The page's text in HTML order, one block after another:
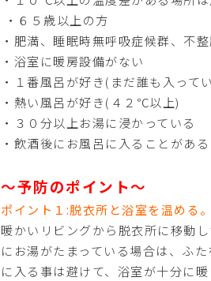
・６５歳以上の方
・肥満、睡眠時無呼吸症候群、不
・浴室に暖房設備がない
・１番風呂が好き(まだ誰も入って
・熱い風呂が好き(４２℃以上)
・３０分以上お湯に浸かっている
・飲酒後にお風呂に入ることがある
～予防のポイント～
ポイント１:脱衣所と浴室を温める。
暖かいリビングから脱衣所に移動
にお湯がたまっている場合は、ふ
に入る事は避けて、浴室が十分に